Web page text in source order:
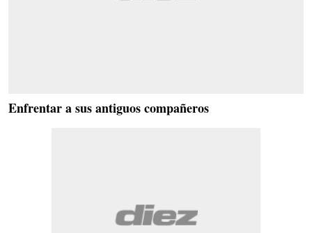
Enfrentar a sus antiguos compañeros